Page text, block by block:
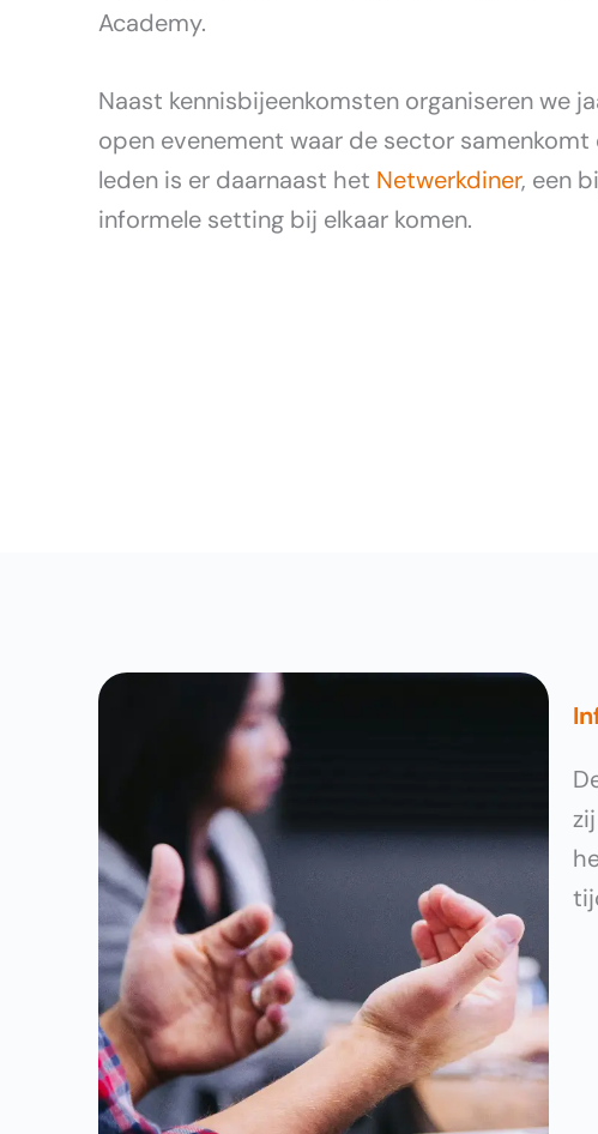
Academy.
Naast kennisbijeenkomsten organiseren we
open evenement waar de sector
leden is er daarnaast het Netwerkdiner, een
informele setting bij elkaar komen.